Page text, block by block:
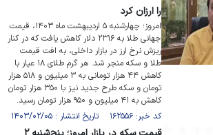
را ارزان کرد
امروز؛ چهارشنبه ۵ اردیبهشت ماه ۱۴۰۳، قیمت
جهانی طلا به ۲۳۱۶ دلار کاهش یافت که در کنار
ریزش نرخ ارز در بازار داخلی، به افت قیمت
طلا و سکه منجر شد. هر گرم طلای ۱۸ عیار با
کاهش ۴۴ هزار تومانی به ۳ میلیون و ۵۱۸ هزار
تومان و سکه طرح جدید نیز با ۳۵۰ هزار تومان
کاهش به ۴۱ میلیون و ۹۵۰ هزار تومان رسید.
کد خبر: ۱۶۲۵۵۶ تاریخ انتشار : ۱۴۰۳/۰۲/۰۵